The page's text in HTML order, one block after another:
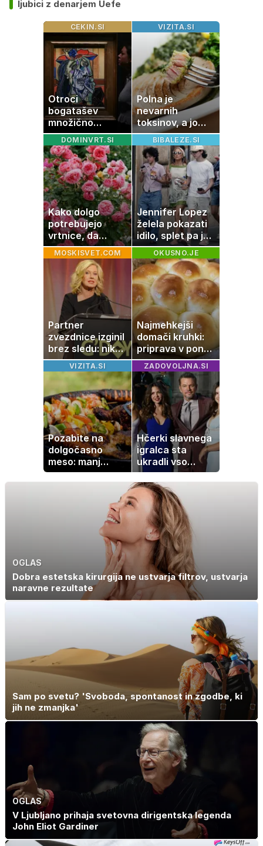
ljubici z denarjem Uefe
CEKIN.SI
Otroci
bogatašev
množično
prodajajo
družinske
zbirke: raje imajo
denar kot
umetnine
VIZITA.SI
Polna je
nevarnih
toksinov, a jo
imamo vsi radi:
to je najbolj
nezdrava riba, ki
jo mnogi redno
uživajo
DOMINVRT.SI
Kako dolgo
potrebujejo
vrtnice, da
zrastejo? Vse o
rasti, cvetenju in
negi vrtnic
BIBALEZE.SI
Jennifer Lopez
želela pokazati
idilo, splet pa je
razburila ena
stvar
MOSKISVET.COM
Partner
zvezdnice izginil
brez sledu: nikoli
ga niso našli,
nato je prišla še
ena tragedija
OKUSNO.JE
Najmehkejši
domači kruhki:
priprava v ponvi
je trik za popoln
rezultat
VIZITA.SI
Pozabite na
dolgočasno
meso: manj
maščobe, več
svežine
ZADOVOLJNA.SI
Hčerki slavnega
igralca sta
ukradli vso
pozornost
OGLAS
Dobra estetska kirurgija ne ustvarja filtrov, ustvarja
naravne rezultate
Sam po svetu? 'Svoboda, spontanost in zgodbe, ki
jih ne zmanjka'
OGLAS
V Ljubljano prihaja svetovna dirigentska legenda
John Eliot Gardiner